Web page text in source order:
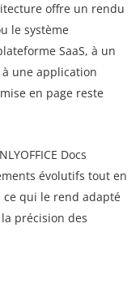
offre un rendu
le système
SaaS, à un
une application
en page reste
Docs
évolutifs tout en
qui le rend adapté
précision des